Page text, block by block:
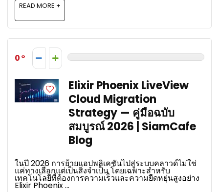
READ MORE +
0
Elixir Phoenix LiveView
Cloud Migration
Strategy — คู่มือฉบับ
สมบูรณ์ 2026 | SiamCafe
Blog
ในปี 2026 การย้ายแอปพลิเคชันไปสู่ระบบคลาวด์ไม่ใช่
แค่ทางเลือกแต่เป็นสิ่งจำเป็น โดยเฉพาะสำหรับ
เทคโนโลยีที่ต้องการความเร็วและความยืดหยุ่นสูงอย่าง
Elixir Phoenix ...